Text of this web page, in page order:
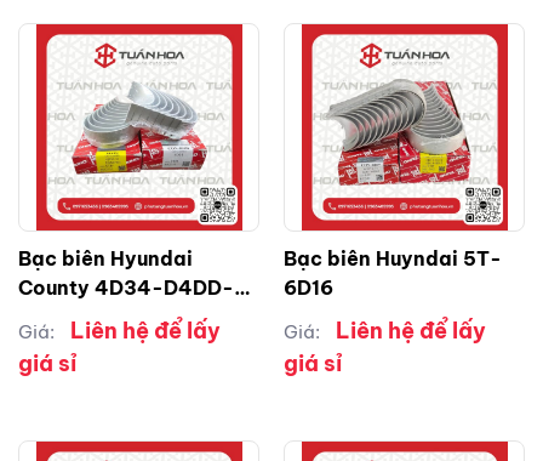
Bạc biên Hyundai
County 4D34-D4DD-
D4DB
Giá:
Liên hệ để lấy
giá sỉ
Bạc biên Huyndai 5T-
6D16
Giá:
Liên hệ để lấy
giá sỉ